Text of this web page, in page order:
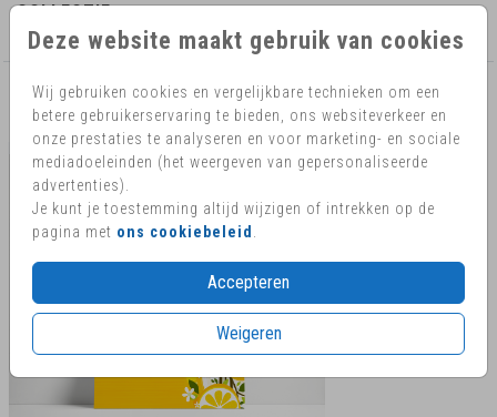
Deze website maakt gebruik van cookies
Wij gebruiken cookies en vergelijkbare technieken om een
betere gebruikerservaring te bieden, ons websiteverkeer en
onze prestaties te analyseren en voor marketing- en sociale
mediadoeleinden (het weergeven van gepersonaliseerde
advertenties).
Je kunt je toestemming altijd wijzigen of intrekken op de
pagina met ons cookiebeleid
Accepteren
Weigeren
COLLECTIE
AANBEVOLEN